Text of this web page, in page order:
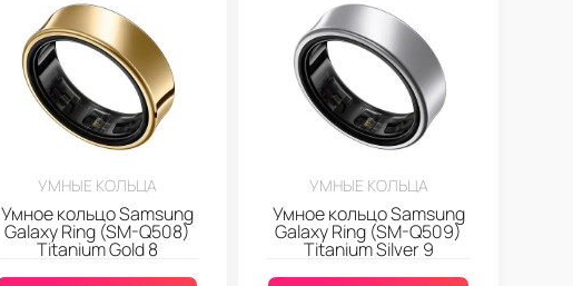
УМНЫЕ КОЛЬЦА
Умное кольцо Samsung
Galaxy Ring (SM-Q508)
Titanium Gold 8
УМНЫЕ КОЛЬЦА
Умное кольцо Samsung
Galaxy Ring (SM-Q509)
Titanium Silver 9